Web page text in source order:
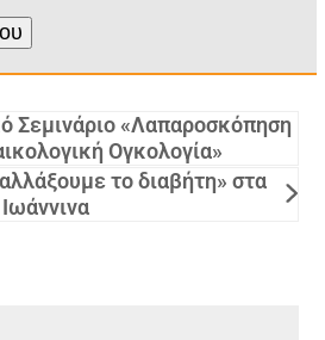
Σεμινάριο «Λαπαροσκόπηση
Ογκολογία»
το διαβήτη» στα
Ιωάννινα